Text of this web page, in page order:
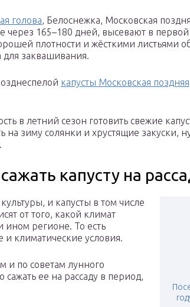
голова, Белоснежка, Московская
через 165–180 дней, высевают в первой
плотности и жёсткими листьями
для заквашивания.
капусты Московская поздняя
в летний сезон готовить свежие
на зиму солянки и хрустящие закуски,
капусту на
и капусты в том числе
от того, какой климат
ином регионе. То есть
и климатические условия.
и по советам лунного
сажать ее на рассаду в период,